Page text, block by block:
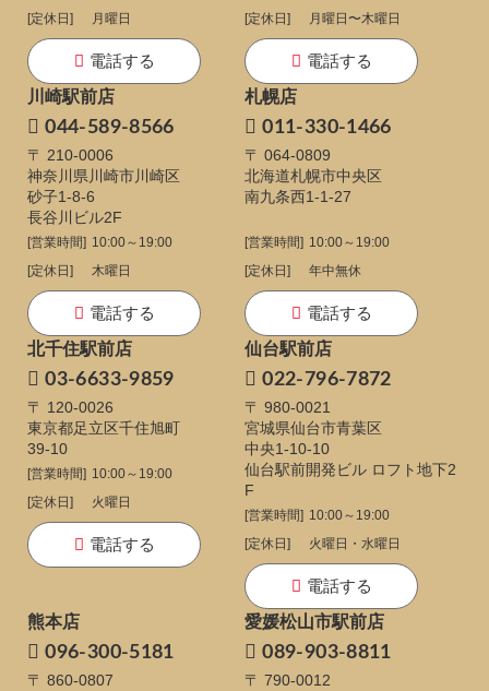
[定休日]
月曜日
電話する
[定休日]
月曜日〜木曜日
電話する
川崎駅前店
044-589-8566
〒 210-0006
神奈川県川崎市川崎区
砂子1-8-6
長谷川ビル2F
[営業時間] 10:00～19:00
[定休日]
木曜日
電話する
札幌店
011-330-1466
〒 064-0809
北海道札幌市中央区
南九条西1-1-27
[営業時間] 10:00～19:00
[定休日]
年中無休
電話する
北千住駅前店
03-6633-9859
〒 120-0026
東京都足立区千住旭町
39-10
[営業時間] 10:00～19:00
[定休日]
火曜日
電話する
仙台駅前店
022-796-7872
〒 980-0021
宮城県仙台市青葉区
中央1-10-10
仙台駅前開発ビル ロフト地下2
F
[営業時間] 10:00～19:00
[定休日]
火曜日・水曜日
電話する
熊本店
096-300-5181
〒 860-0807
愛媛松山市駅前店
089-903-8811
〒 790-0012